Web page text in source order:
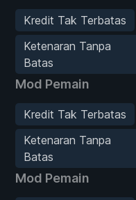
Kredit Tak Terbatas
Ketenaran Tanpa
Batas
Mod Pemain
Kredit Tak Terbatas
Ketenaran Tanpa
Batas
Mod Pemain